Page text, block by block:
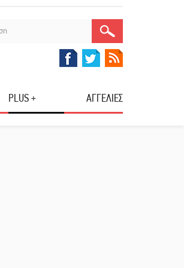
PLUS + ΑΓΓΕΛΙΕΣ